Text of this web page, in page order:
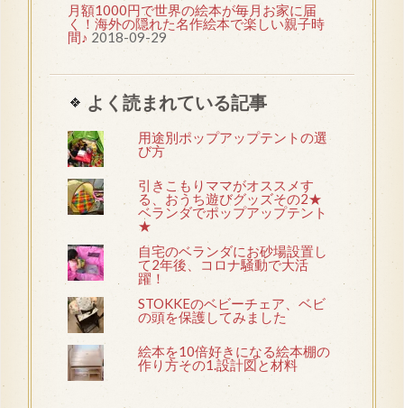
月額1000円で世界の絵本が毎月お家に届
く！海外の隠れた名作絵本で楽しい親子時
間♪ 2018-09-29
よく読まれている記事
用途別ポップアップテントの選
び方
引きこもりママがオススメす
る、おうち遊びグッズその2★
ベランダでポップアップテント
★
自宅のベランダにお砂場設置し
て2年後、コロナ騒動で大活
躍！
STOKKEのベビーチェア、ベビ
の頭を保護してみました
絵本を10倍好きになる絵本棚の
作り方その1.設計図と材料